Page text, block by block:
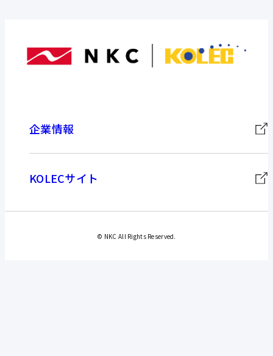
企業情報
KOLECサイト
© NKC All Rights Reserved.